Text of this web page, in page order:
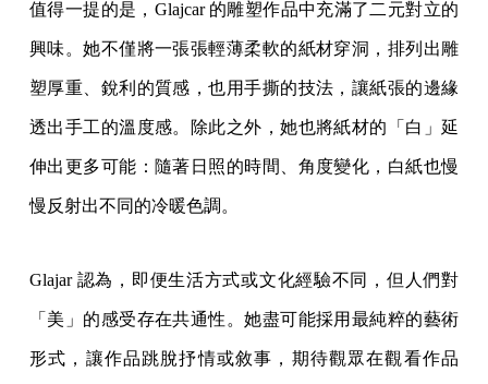
值得一提的是，Glajcar 的雕塑作品中充滿了二元對立的
興味。她不僅將一張張輕薄柔軟的紙材穿洞，排列出雕
塑厚重、銳利的質感，也用手撕的技法，讓紙張的邊緣
透出手工的溫度感。除此之外，她也將紙材的「白」延
伸出更多可能：隨著日照的時間、角度變化，白紙也慢
慢反射出不同的冷暖色調。
Glajar 認為，即便生活方式或文化經驗不同，但人們對
「美」的感受存在共通性。她盡可能採用最純粹的藝術
形式，讓作品跳脫抒情或敘事，期待觀眾在觀看作品